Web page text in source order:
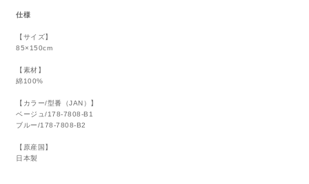
仕様
【サイズ】
85×150cm
【素材】
綿100%
【カラー/型番（JAN）】
ベージュ/178-7808-B1
ブルー/178-7808-B2
【原産国】
日本製